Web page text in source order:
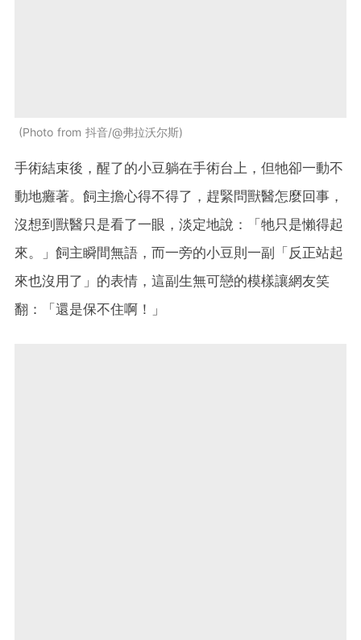
Photo from 抖音/@弗拉沃尔斯
手術結束後，醒了的小豆躺在手術台上，但牠卻一動不
動地癱著。飼主擔心得不得了，趕緊問獸醫怎麼回事，
沒想到獸醫只是看了一眼，淡定地說：「牠只是懶得起
來。」飼主瞬間無語，而一旁的小豆則一副「反正站起
來也沒用了」的表情，這副生無可戀的模樣讓網友笑
翻：「還是保不住啊！」